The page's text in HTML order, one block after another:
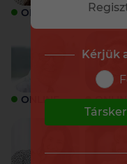
ONLINE
ONLINE
Kérjük